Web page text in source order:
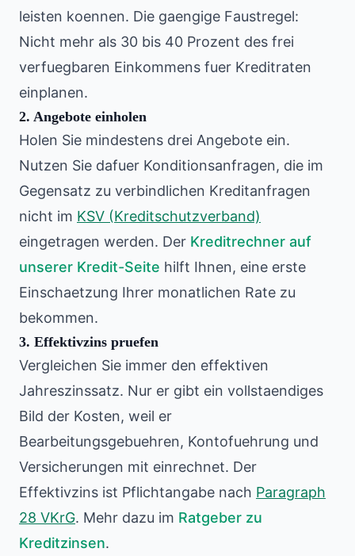
leisten koennen. Die gaengige Faustregel:
Nicht mehr als 30 bis 40 Prozent des frei
verfuegbaren Einkommens fuer Kreditraten
einplanen.
2. Angebote einholen
Holen Sie mindestens drei Angebote ein.
Nutzen Sie dafuer Konditionsanfragen, die im
Gegensatz zu verbindlichen Kreditanfragen
nicht im KSV (Kreditschutzverband)
eingetragen werden. Der Kreditrechner auf
unserer Kredit-Seite hilft Ihnen, eine erste
Einschaetzung Ihrer monatlichen Rate zu
bekommen.
3. Effektivzins pruefen
Vergleichen Sie immer den effektiven
Jahreszinssatz. Nur er gibt ein vollstaendiges
Bild der Kosten, weil er
Bearbeitungsgebuehren, Kontofuehrung und
Versicherungen mit einrechnet. Der
Effektivzins ist Pflichtangabe nach Paragraph
28 VKrG. Mehr dazu im Ratgeber zu
Kreditzinsen.